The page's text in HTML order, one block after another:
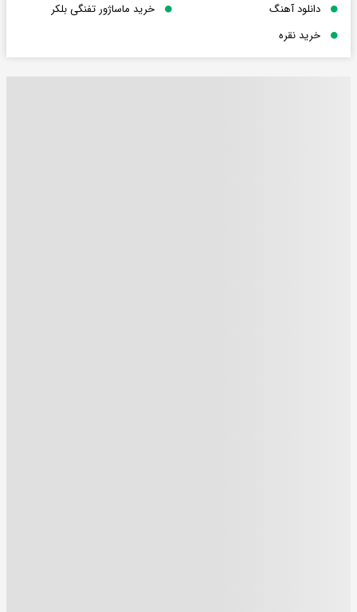
دانلود آهنگ
خرید ماساژور تفنگی بلکر
خرید نقره